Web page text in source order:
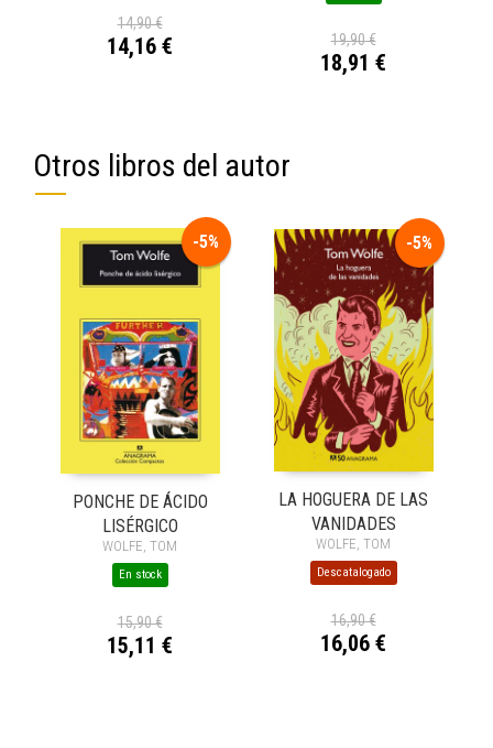
14,90 €
14,16 € 19,90 €
18,91 €
Otros libros del autor
-5%
PONCHE DE ÁCIDO
LISÉRGICO
WOLFE, TOM
En stock
15,90 €
15,11 €
-5%
LA HOGUERA DE LAS
VANIDADES
WOLFE, TOM
Descatalogado
16,90 €
16,06 €